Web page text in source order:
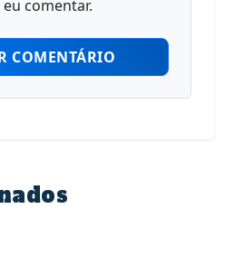
comentar.
COMENTÁRIO